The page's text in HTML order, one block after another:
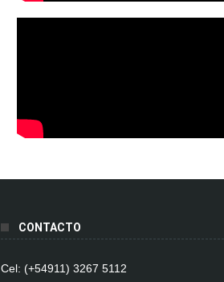
CONTACTO
Cel: (+54911) 3267 5112